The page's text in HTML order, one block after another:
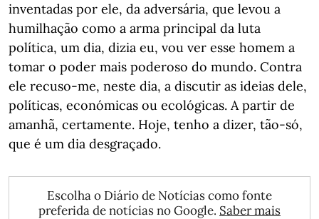
inventadas por ele, da adversária, que levou a
humilhação como a arma principal da luta
política, um dia, dizia eu, vou ver esse homem a
tomar o poder mais poderoso do mundo. Contra
ele recuso-me, neste dia, a discutir as ideias dele,
políticas, económicas ou ecológicas. A partir de
amanhã, certamente. Hoje, tenho a dizer, tão-só,
que é um dia desgraçado.
Escolha o Diário de Notícias como fonte
preferida de notícias no Google. Saber mais